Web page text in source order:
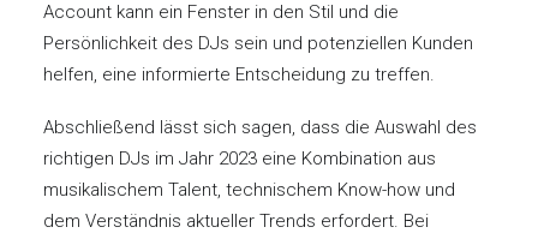
Account kann ein Fenster in den Stil und die
Persönlichkeit des DJs sein und potenziellen Kunden
helfen, eine informierte Entscheidung zu treffen.
Abschließend lässt sich sagen, dass die Auswahl des
richtigen DJs im Jahr 2023 eine Kombination aus
musikalischem Talent, technischem Know-how und
dem Verständnis aktueller Trends erfordert. Bei